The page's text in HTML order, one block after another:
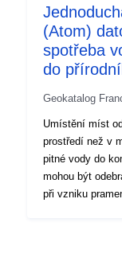
(Atom)
spotřeba
do
Geokatalog
Umístění míst
prostředí než v
pitné vody do
mohou být
při vzniku